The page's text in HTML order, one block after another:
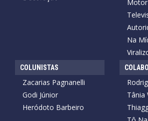
Motor
Na
COLUNISTAS
Zacarias Pagnanelli
Godi Júnior
Heródoto Barbeiro
Tânia